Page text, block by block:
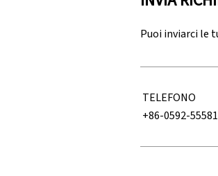
Puoi inviarci le
TELEFONO
+86-0592-